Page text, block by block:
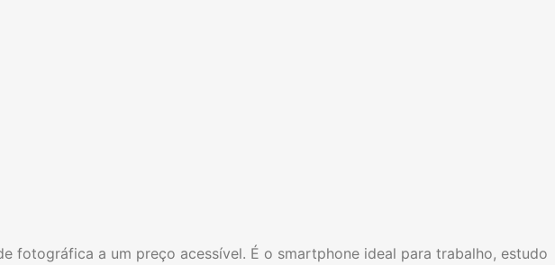
fotográfica a um preço acessível. É o smartphone ideal para trabalho, estudo